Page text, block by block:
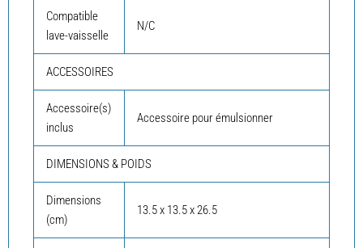
Compatible
lave-vaisselle
N/C
ACCESSOIRES
Accessoire(s)
inclus
Accessoire pour émulsionner
DIMENSIONS & POIDS
Dimensions
(cm)
13.5 x 13.5 x 26.5